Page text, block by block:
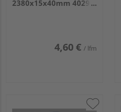
2380x15x40mm 4029
4,60 € / lfm